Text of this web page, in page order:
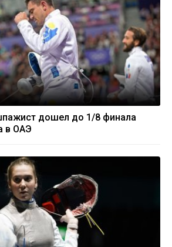
дошел до 1/8 финала
в ОАЭ